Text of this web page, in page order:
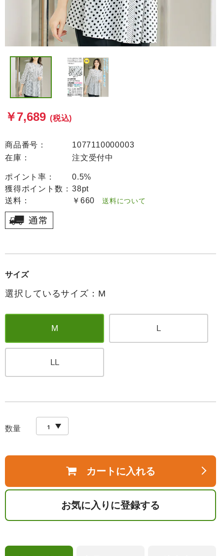
￥7,689 (税込)
商品番号：
1077110000003
在庫：
注文受付中
ポイント率：
0.5%
獲得ポイント数： 38pt
送料：
￥660 送料について
サイズ
選択しているサイズ：M
M L
LL
数量
カートに入れる
お気に入りに登録する